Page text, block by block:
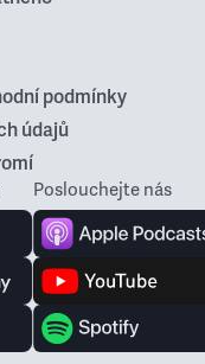
podmínky
údajů
Poslouchejte nás